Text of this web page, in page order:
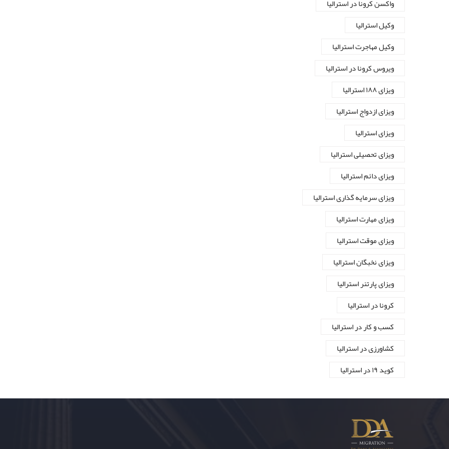
واکسن کرونا در استرالیا
وکیل استرالیا
وکیل مهاجرت استرالیا
ویروس کرونا در استرالیا
ویزای ۱۸۸ استرالیا
ویزای ازدواج استرالیا
ویزای استرالیا
ویزای تحصیلی استرالیا
ویزای دائم استرالیا
ویزای سرمایه گذاری استرالیا
ویزای مهارت استرالیا
ویزای موقت استرالیا
ویزای نخبگان استرالیا
ویزای پارتنر استرالیا
کرونا در استرالیا
کسب و کار در استرالیا
کشاورزی در استرالیا
کوید ۱۹ در استرالیا